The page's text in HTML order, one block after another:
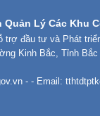
Lý Các Khu
trợ đầu tư và Phát
Kinh Bắc, Tỉnh Bắc
- - Email: